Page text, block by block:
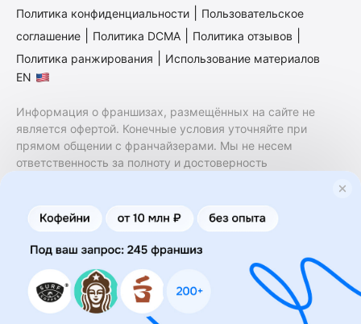
Политика конфиденциальности
Пользовательское
соглашение
Политика DCMA Политика отзывов
Политика ранжирования
Использование материалов
EN
Информация о франшизах, размещённых на сайте не
является офертой. Конечные условия уточняйте при
прямом общении с франчайзерами. Мы не несем
ответственность за полноту и достоверность
финансовые услуги. Заключение договоров
коммерческой концессии (франчайзинга) осуществляется
правообладателями/их представителями. Бизнесменс.ру
не является посредником или представителем
правообладателя и не несет ответственность за условия
предоставления франшизы и действия лиц,
осуществленные на основании информации, имеющейся